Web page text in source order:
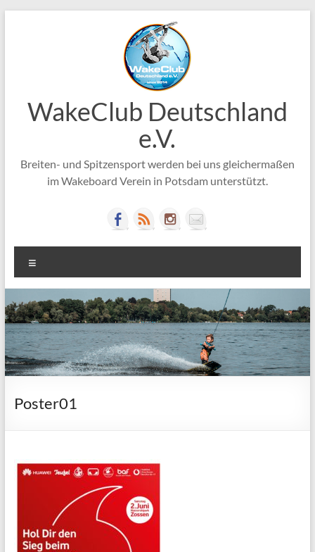
WakeClub Deutschland
e.V.
Breiten- und Spitzensport werden bei uns gleichermaßen
im Wakeboard Verein in Potsdam unterstützt.
Poster01